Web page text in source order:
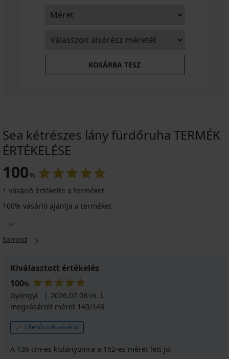
KOSÁRBA TESZ
Sea kétrészes lány fürdőruha TERMÉK
ÉRTÉKELÉSE
100%
1 vásárló értékelte a terméket
100% vásárló ajánlja a terméket
Sorrend
Kiválasztott értékelés
100%
Gyöngyi
2026.07.08-in. l.
megvásárolt méret 140/146
Ellenőrzött vásárló
A 136 cm-es kislányomra a 152-es méret lett jó.